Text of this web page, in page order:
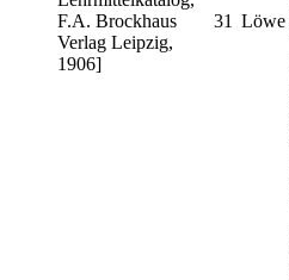
F.A. Brockhaus
Verlag Leipzig,
1906]
31 Löwe